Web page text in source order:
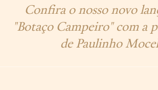
Confira o nosso novo
"Botaço Campeiro" com a
de Paulinho